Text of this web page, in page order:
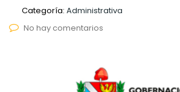
Categoría: Administrativa
No hay comentarios